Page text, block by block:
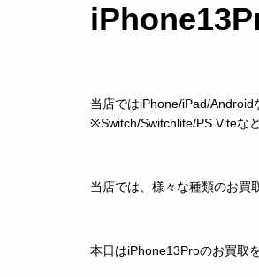
当店ではiPhone/iPad/Android
※Switch/Switchlite/PS Viteな
当店では、様々な種類のお買
本日はiPhone13Proのお買取